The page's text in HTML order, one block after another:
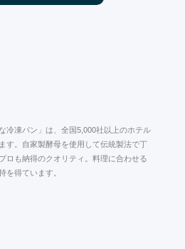
冷凍パン」は、全国5,000社以上のホテル
す。自家製酵母を使用して伝統製法で丁
ロも納得のクオリティ。料理に合わせる
を得ています。